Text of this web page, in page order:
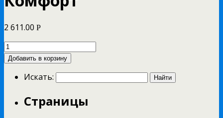
2 611.00 Р
Добавить в корзину
Искать:
Страницы